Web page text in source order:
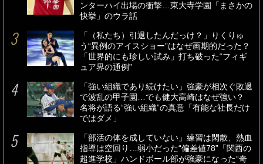
ンターハイ出場の衝撃…東大寺学園「まさかの
快挙」のウラ話
「（私たち）引退したんだっけ？」りくりゅ
う“異例のアイスショー”はなぜ画期的だった？
「世界的にも珍しい試み」打ち破った“フィギ
ュア界の通例”
「強い組織であり続けたい」強豪が相次ぐ敗退
で波乱の甲子園…でも健大高崎はなぜ強い？
名将が語る“強い組織”の真意「有能な社長だけ
ではダメ」
「部活の体を成していない」練習は閑散、熱血
指導は空回り…弱小だった“偏差値78”「関西の
超進学校」ハンドボール部が強豪になった“奇